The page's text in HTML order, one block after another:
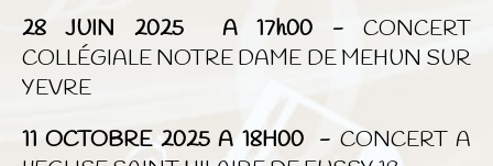
28 JUIN 2025 A 17h00 -CONCERT
COLLÉGIALE NOTRE DAME DE MEHUN SUR
YEVRE
11 OCTOBRE 2025 A 18H00 - CONCERT A